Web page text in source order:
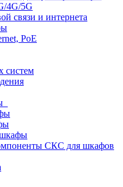
4G/5G
связи и интернета
PoE
систем
СКС для шкафов